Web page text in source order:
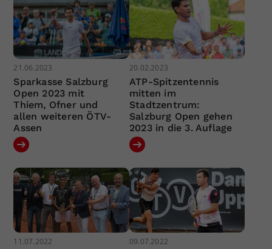
21.06.2023
Sparkasse Salzburg
Open 2023 mit
Thiem, Ofner und
allen weiteren ÖTV-
Assen
20.02.2023
ATP-Spitzentennis
mitten im
Stadtzentrum:
Salzburg Open gehen
2023 in die 3. Auflage
11.07.2022 09.07.2022